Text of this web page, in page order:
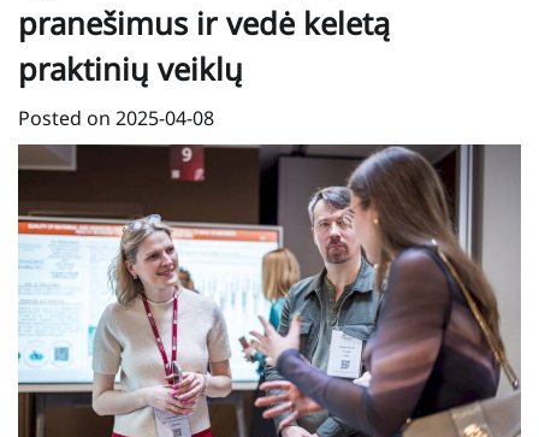
pranešimus ir vedė keletą
praktinių veiklų
Posted on 2025-04-08